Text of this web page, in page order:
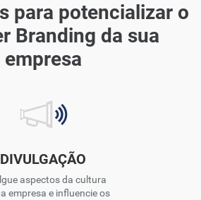
para potencializar o
Branding da sua
empresa
DIVULGAÇÃO
aspectos da cultura
empresa e influencie os